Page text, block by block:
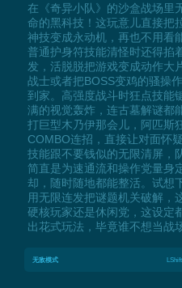
在《奇异小队》的沙盒战场里
命的黑科技！这玩意儿直接把
神技变成永动机，再也不用看
普通护身符技能清怪时还得掐
发，活脱脱把游戏变成动作大
战士或者把BOSS变鸡的骚操
到家。高强度战斗时狂点技能
满的视觉轰炸，连古墓解谜都
打巨型木乃伊那会儿，阿匹斯
COMBO连招，直接让对面怀
技能跟不要钱似的无限清屏，
简直是为速通流和操作党量身
却，随时随地都能整活。试想
用无限连发把谜题机关破解，
硬核玩家还是休闲党，这设定
出花式玩法，毕竟谁不想当战
无敌模式